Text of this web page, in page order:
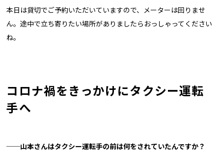
本日は貸切でご予約いただいていますので、メーターは回りませ
ん。途中で立ち寄りたい場所がありましたらおっしゃってください
ね。
コロナ禍をきっかけにタクシー運転
手へ
──山本さんはタクシー運転手の前は何をされていたんですか？